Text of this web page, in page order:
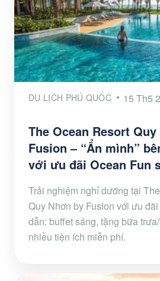
DU LỊCH PHÚ QUỐC 15 Th5
The Ocean Resort
Fusion – “Ẩn mình”
với ưu đãi Ocean Fun
Trải nghiệm nghỉ dưỡng tại
Quy Nhơn by Fusion với ưu
dẫn: buffet sáng, tặng bữa
nhiều tiện ích miễn phí.